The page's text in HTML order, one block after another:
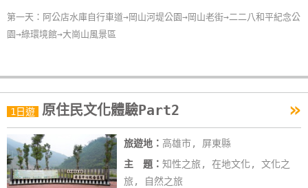
第一天：阿公店水庫自行車道→岡山河堤公園→岡山老街→二二八和平紀念公
園→綠環境館→大崗山風景區
1日遊 原住民文化體驗Part2 »
旅遊地： 高雄市, 屏東縣
主 題： 知性之旅, 在地文化, 文化之
旅, 自然之旅